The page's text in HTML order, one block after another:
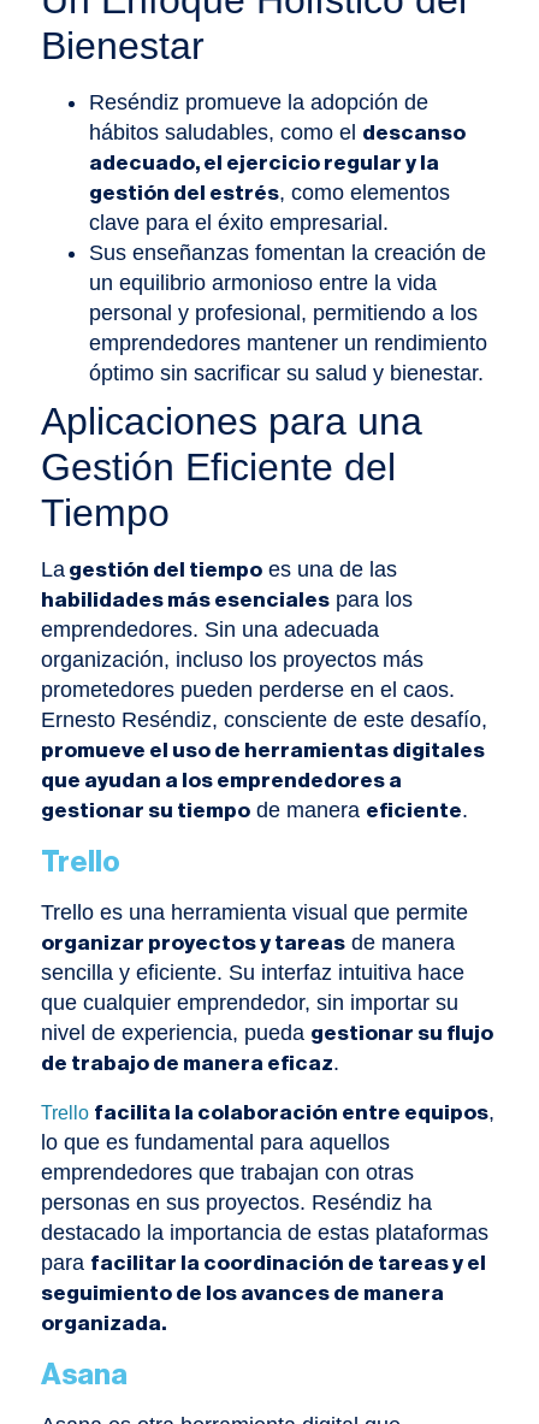
Bienestar
Reséndiz promueve la adopción de
hábitos saludables, como el descanso
adecuado, el ejercicio regular y la
gestión del estrés, como elementos
clave para el éxito empresarial.
Sus enseñanzas fomentan la creación de
un equilibrio armonioso entre la vida
personal y profesional, permitiendo a los
emprendedores mantener un rendimiento
óptimo sin sacrificar su salud y bienestar.
Aplicaciones para una
Gestión Eficiente del
Tiempo
La gestión del tiempo es una de las
habilidades más esenciales para los
emprendedores. Sin una adecuada
organización, incluso los proyectos más
prometedores pueden perderse en el caos.
Ernesto Reséndiz, consciente de este desafío,
promueve el uso de herramientas digitales
que ayudan a los emprendedores a
gestionar su tiempo de manera eficiente.
Trello
Trello es una herramienta visual que permite
organizar proyectos y tareas de manera
sencilla y eficiente. Su interfaz intuitiva hace
que cualquier emprendedor, sin importar su
nivel de experiencia, pueda gestionar su flujo
de trabajo de manera eficaz.
Trello facilita la colaboración entre equipos,
lo que es fundamental para aquellos
emprendedores que trabajan con otras
personas en sus proyectos. Reséndiz ha
destacado la importancia de estas plataformas
para facilitar la coordinación de tareas y el
seguimiento de los avances de manera
organizada.
Asana